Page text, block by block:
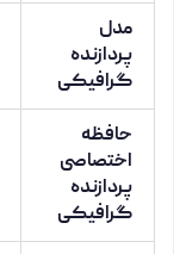
مدل
پردازنده
گرافیکی
حافظه
اختصاصی
پردازنده
گرافیکی